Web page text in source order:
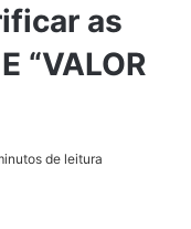
as
“VALOR
de leitura